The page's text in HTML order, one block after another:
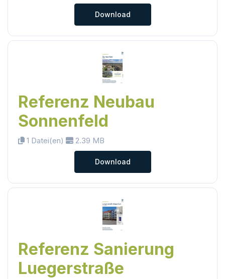
Download
Referenz Neubau
Sonnenfeld
1 Datei(en) 2.39 MB
Download
Referenz Sanierung
Luegerstraße